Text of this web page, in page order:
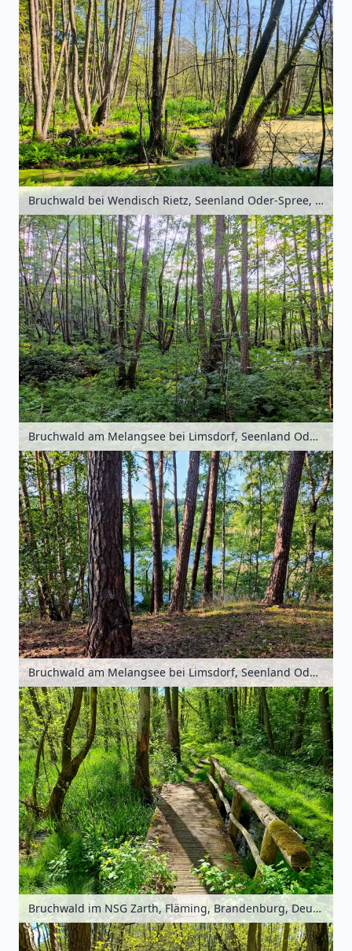
Bruchwald bei Wendisch Rietz, Seenland Oder-Spree, Brandenburg, Deutschland
Bruchwald am Melangsee bei Limsdorf, Seenland Oder-Spree, Brandenburg, Deutschland
Bruchwald am Melangsee bei Limsdorf, Seenland Oder-Spree, Brandenburg, Deutschland
Bruchwald im NSG Zarth, Fläming, Brandenburg, Deutschland